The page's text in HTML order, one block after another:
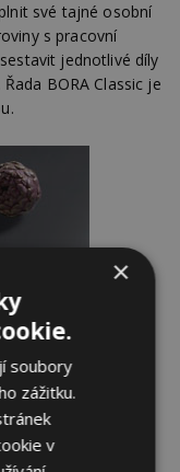
své tajné osobní
s pracovní
jednotlivé díly
BORA Classic je
×
soubory
zážitku.
v